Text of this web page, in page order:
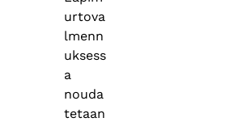
urtova
lmenn
uksess
a
nouda
tetaan